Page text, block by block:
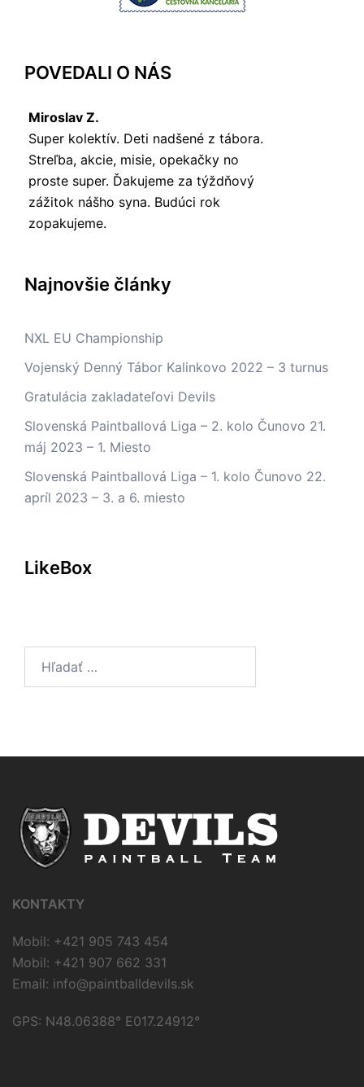
POVEDALI O NÁS
Miroslav Z.
Super kolektív. Deti nadšené z tábora.
Streľba, akcie, misie, opekačky no
proste super. Ďakujeme za týždňový
zážitok nášho syna. Budúci rok
zopakujeme.
Najnovšie články
NXL EU Championship
Vojenský Denný Tábor Kalinkovo 2022 – 3 turnus
Gratulácia zakladateľovi Devils
Slovenská Paintballová Liga – 2. kolo Čunovo 21.
máj 2023 – 1. Miesto
Slovenská Paintballová Liga – 1. kolo Čunovo 22.
apríl 2023 – 3. a 6. miesto
LikeBox
KONTAKTY
Mobil: +421 905 743 454
Mobil: +421 907 662 331
Email: info@paintballdevils.sk
GPS: N48.06388° E017.24912°